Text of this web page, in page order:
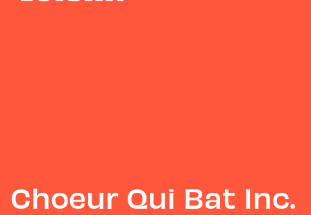
Choeur Qui Bat Inc.